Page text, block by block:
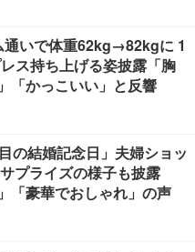
通いで体重62kg→82kgに 1
ス持ち上げる姿披露「胸
「かっこいい」と反響
の結婚記念日」夫婦ショッ
プライズの様子も披露
「豪華でおしゃれ」の声